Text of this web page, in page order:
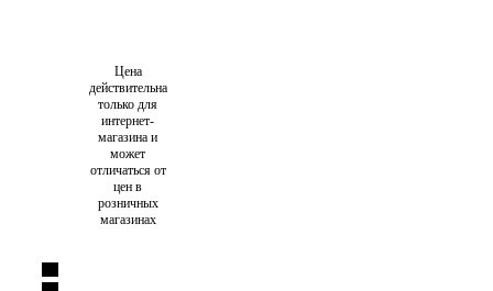
Цена
действительна
только для
интернет-
магазина и
может
отличаться от
цен в
розничных
магазинах